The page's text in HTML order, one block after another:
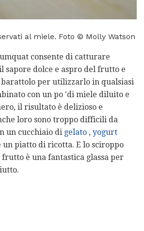
al miele. Foto © Molly Watson
consente di catturare
sapore dolce e aspro del frutto e
per utilizzarlo in qualsiasi
con un po 'di miele diluito e
il risultato è delizioso e
loro sono troppo difficili da
un cucchiaio di gelato , yogurt
un piatto di ricotta. E lo sciroppo
è una fantastica glassa per